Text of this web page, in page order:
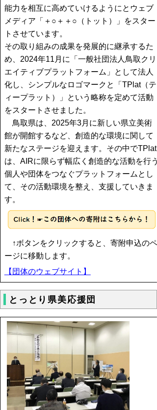
能力を相互に高めていけるようにとウェブ
メディア「＋○＋＋○（トット）」をスター
トさせています。
その取り組みの成果を発展的に継承するた
め、2024年11月に「一般社団法人鳥取クリ
エイティブプラットフォーム」として法人
化し、シンプルなロゴマークと「TPlat（テ
ィープラット）」という略称を定めて活動
をスタートさせました。
鳥取県は、2025年3月に新しい県立美術
館が開館するなど、創造的な環境に関して
新たなステージを迎えます。その中でTPlat
は、AIRに限らず幅広く創造的な活動を行う
個人や団体をつなぐプラットフォームとし
て、その活動環境を整え、支援していきま
す。
↑ボタンをクリックすると、寄附申込のペ
ージに移動します。
【団体のウェブサイト】
とっとり県美応援団